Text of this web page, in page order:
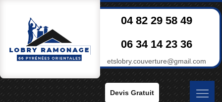
04 82 29 58 49
06 34 14 23 36
etslobry.couverture@gmail.com
Devis Gratuit